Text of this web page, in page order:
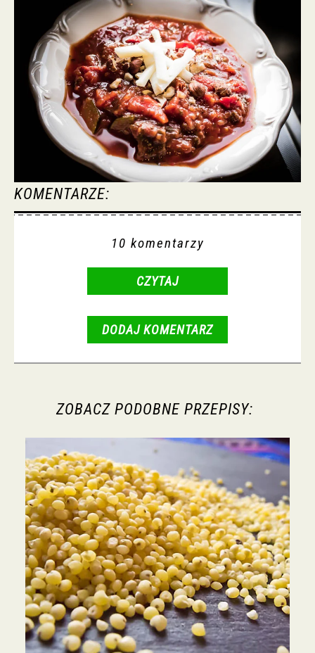
KOMENTARZE:
10 komentarzy
CZYTAJ
DODAJ KOMENTARZ
ZOBACZ PODOBNE PRZEPISY: